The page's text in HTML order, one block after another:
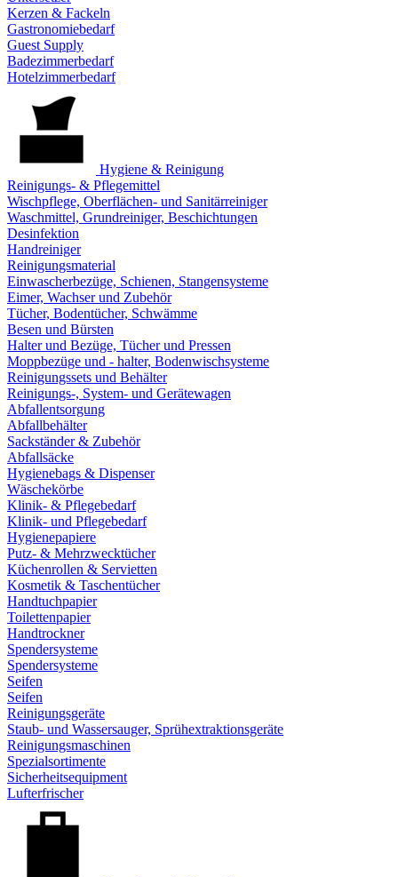
Kerzen & Fackeln
Gastronomiebedarf
Guest Supply
Badezimmerbedarf
Hotelzimmerbedarf
Hygiene & Reinigung
Reinigungs- & Pflegemittel
Wischpflege, Oberflächen- und Sanitärreiniger
Waschmittel, Grundreiniger, Beschichtungen
Desinfektion
Handreiniger
Reinigungsmaterial
Einwascherbezüge, Schienen, Stangensysteme
Eimer, Wachser und Zubehör
Tücher, Bodentücher, Schwämme
Besen und Bürsten
Halter und Bezüge, Tücher und Pressen
Moppbezüge und - halter, Bodenwischsysteme
Reinigungssets und Behälter
Reinigungs-, System- und Gerätewagen
Abfallentsorgung
Abfallbehälter
Sackständer & Zubehör
Abfallsäcke
Hygienebags & Dispenser
Wäschekörbe
Klinik- & Pflegebedarf
Klinik- und Pflegebedarf
Hygienepapiere
Putz- & Mehrzwecktücher
Küchenrollen & Servietten
Kosmetik & Taschentücher
Handtuchpapier
Toilettenpapier
Handtrockner
Spendersysteme
Spendersysteme
Seifen
Seifen
Reinigungsgeräte
Staub- und Wassersauger, Sprühextraktionsgeräte
Reinigungsmaschinen
Spezialsortimente
Sicherheitsequipment
Lufterfrischer